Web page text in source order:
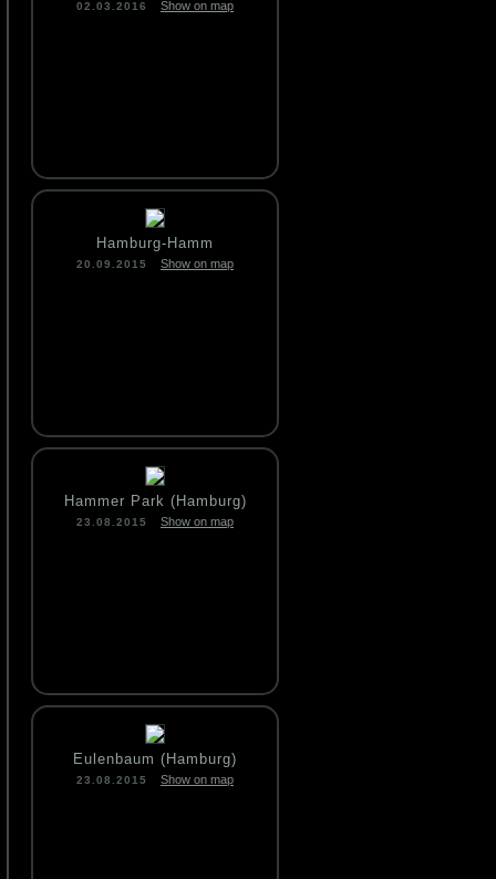
02.03.2016 Show on map
Hamburg-Hamm
20.09.2015 Show on map
Hammer Park (Hamburg)
23.08.2015 Show on map
Eulenbaum (Hamburg)
23.08.2015 Show on map